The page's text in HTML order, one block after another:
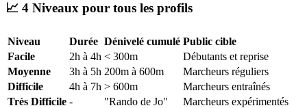
📈 4 Niveaux pour tous les profils
Niveau Durée Dénivelé cumulé Public cible
Facile
2h à 4h < 300m
Débutants et reprise
Moyenne
3h à 5h 200m à 600m
Marcheurs réguliers
Difficile
4h à 7h > 600m
Marcheurs entraînés
Très Difficile - "Rando de Jo" Marcheurs expérimentés